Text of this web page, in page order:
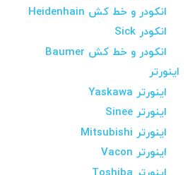
انکودر و خط کش Heidenhain
انکودر Sick
انکودر و خط کش Baumer
اینورتر
اینورتر Yaskawa
اینورتر Sinee
اینورتر Mitsubishi
اینورتر Vacon